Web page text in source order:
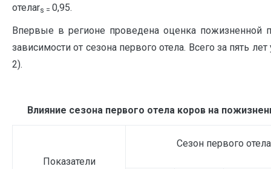
отелаrs = 0,95.
Впервые в регионе проведена оценка пожизненной
зависимости от сезона первого отела. Всего за пять
2).
Влияние сезона первого отела коров на
Показатели
Сезон первого отела